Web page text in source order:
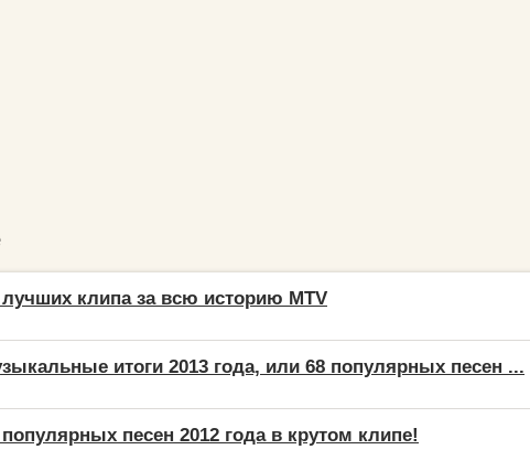
лучших клипа за всю историю MTV
итоги 2013 года, или 68 популярных песен ...
песен 2012 года в крутом клипе!